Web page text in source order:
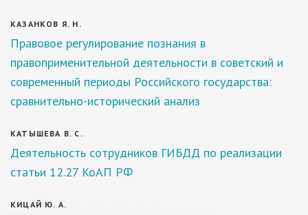
КАЗАНКОВ Я. Н.
Правовое регулирование познания в
правоприменительной деятельности в советский и
современный периоды Российского государства:
сравнительно-исторический анализ
КАТЫШЕВА В. С.
Деятельность сотрудников ГИБДД по реализации
статьи 12.27 КоАП РФ
КИЦАЙ Ю. А.